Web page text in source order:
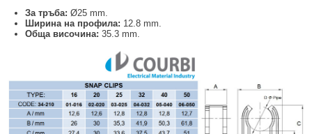
За тръба: Ø25 mm.
Ширина на профила: 12.8 mm.
Обща височина: 35.3 mm.